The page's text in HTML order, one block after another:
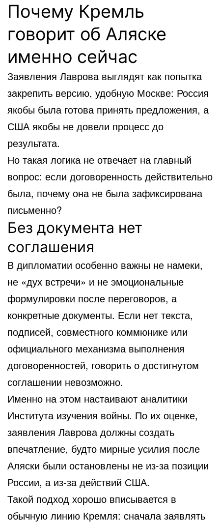
Почему Кремль
говорит об Аляске
именно сейчас
Заявления Лаврова выглядят как попытка
закрепить версию, удобную Москве: Россия
якобы была готова принять предложения, а
США якобы не довели процесс до
результата.
Но такая логика не отвечает на главный
вопрос: если договоренность действительно
была, почему она не была зафиксирована
письменно?
Без документа нет
соглашения
В дипломатии особенно важны не намеки,
не «дух встречи» и не эмоциональные
формулировки после переговоров, а
конкретные документы. Если нет текста,
подписей, совместного коммюнике или
официального механизма выполнения
договоренностей, говорить о достигнутом
соглашении невозможно.
Именно на этом настаивают аналитики
Института изучения войны. По их оценке,
заявления Лаврова должны создать
впечатление, будто мирные усилия после
Аляски были остановлены не из-за позиции
России, а из-за действий США.
Такой подход хорошо вписывается в
обычную линию Кремля: сначала заявлять